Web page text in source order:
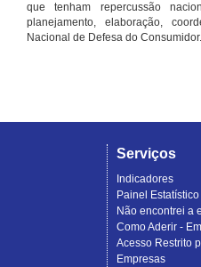
que tenham repercussão
planejamento, elaboração,
Nacional de Defesa do Consumidor.
Serviços
Indicadores
Painel Estatístico
Não encontrei a
Como Aderir -
Acesso Restrito
Empresas